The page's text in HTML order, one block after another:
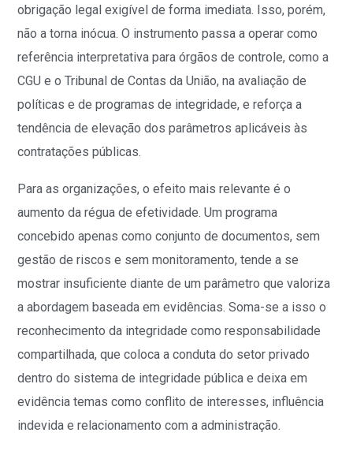
obrigação legal exigível de forma imediata. Isso, porém,
não a torna inócua. O instrumento passa a operar como
referência interpretativa para órgãos de controle, como a
CGU e o Tribunal de Contas da União, na avaliação de
políticas e de programas de integridade, e reforça a
tendência de elevação dos parâmetros aplicáveis às
contratações públicas.
Para as organizações, o efeito mais relevante é o
aumento da régua de efetividade. Um programa
concebido apenas como conjunto de documentos, sem
gestão de riscos e sem monitoramento, tende a se
mostrar insuficiente diante de um parâmetro que valoriza
a abordagem baseada em evidências. Soma-se a isso o
reconhecimento da integridade como responsabilidade
compartilhada, que coloca a conduta do setor privado
dentro do sistema de integridade pública e deixa em
evidência temas como conflito de interesses, influência
indevida e relacionamento com a administração.